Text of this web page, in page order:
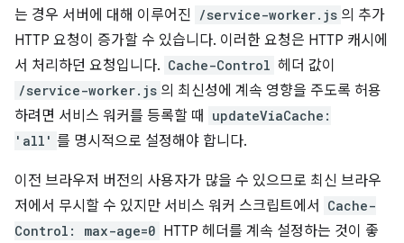
는 경우 서버에 대해 이루어진 /service-worker.js 의 추가
HTTP 요청이 증가할 수 있습니다. 이러한 요청은 HTTP 캐시에
서 처리하던 요청입니다. Cache-Control 헤더 값이
/service-worker.js 의 최신성에 계속 영향을 주도록 허용
하려면 서비스 워커를 등록할 때
updateViaCache:
'all' 를 명시적으로 설정해야 합니다.
이전 브라우저 버전의 사용자가 많을 수 있으므로 최신 브라우
저에서 무시할 수 있지만 서비스 워커 스크립트에서
Cache-
Control: max-age=0 HTTP 헤더를 계속 설정하는 것이 좋